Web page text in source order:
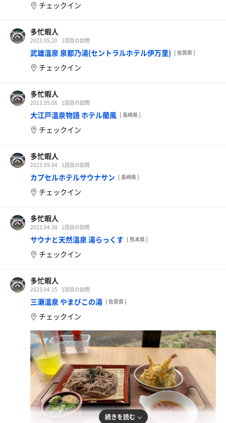
チェックイン
多忙暇人
2023.05.20 1回目の訪問
武雄温泉 泉都乃湯(セントラルホテル伊万里) [ 佐賀県 ]
チェックイン
多忙暇人
2023.05.06 1回目の訪問
大江戸温泉物語 ホテル蘭風 [ 長崎県 ]
チェックイン
多忙暇人
2023.05.04 1回目の訪問
カプセルホテルサウナサン [ 長崎県 ]
チェックイン
多忙暇人
2023.04.30 1回目の訪問
サウナと天然温泉 湯らっくす [ 熊本県 ]
チェックイン
多忙暇人
2023.04.15 1回目の訪問
三瀬温泉 やまびこの湯 [ 佐賀県 ]
チェックイン
続きを読む